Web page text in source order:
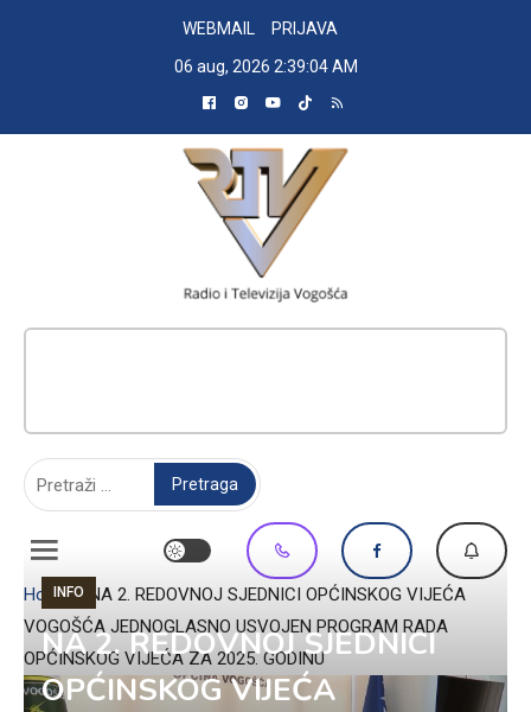
WEBMAIL
PRIJAVA
06 aug, 2026 2:39:04 AM
Home»
NA 2. REDOVNOJ SJEDNICI OPĆINSKOG VIJEĆA
VOGOŠĆA JEDNOGLASNO USVOJEN PROGRAM RADA
OPĆINSKOG VIJEĆA ZA 2025. GODINU
INFO
NA 2. REDOVNOJ SJEDNICI
OPĆINSKOG VIJEĆA